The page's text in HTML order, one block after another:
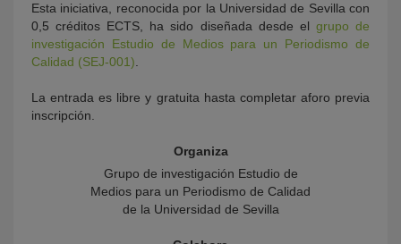
Esta iniciativa, reconocida por la Universidad de Sevilla con
0,5 créditos ECTS, ha sido diseñada desde el grupo de
investigación Estudio de Medios para un Periodismo de
Calidad (SEJ-001)
La entrada es libre y gratuita hasta completar aforo previa
inscripción.
Organiza
Grupo de investigación Estudio de
Medios para un Periodismo de Calidad
de la Universidad de Sevilla